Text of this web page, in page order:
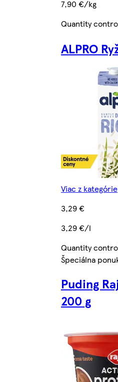
7,90 €/kg
Quantity
ALPRO
Viac z kategórie
3,29 €
3,29 €/l
Quantity
Špeciálna
Puding
200 g